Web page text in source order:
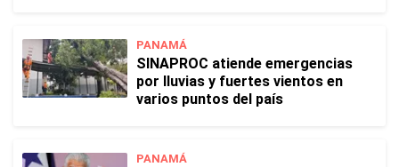
PANAMÁ
SINAPROC atiende emergencias
por lluvias y fuertes vientos en
varios puntos del país
PANAMÁ